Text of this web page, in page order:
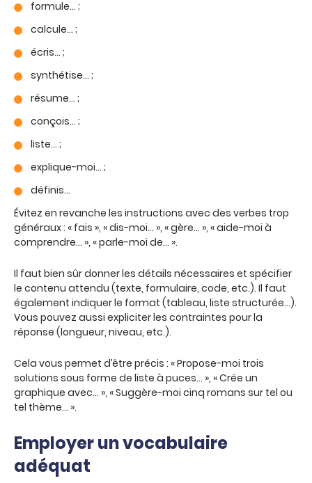
formule… ;
calcule… ;
écris… ;
synthétise… ;
résume… ;
conçois… ;
liste… ;
explique-moi… ;
définis…
Évitez en revanche les instructions avec des verbes trop
généraux : « fais », « dis-moi… », « gère… », « aide-moi à
comprendre… », « parle-moi de… ».
Il faut bien sûr donner les détails nécessaires et spécifier
le contenu attendu (texte, formulaire, code, etc.). Il faut
également indiquer le format (tableau, liste structurée…).
Vous pouvez aussi expliciter les contraintes pour la
réponse (longueur, niveau, etc.).
Cela vous permet d’être précis : « Propose-moi trois
solutions sous forme de liste à puces… », « Crée un
graphique avec… », « Suggère-moi cinq romans sur tel ou
tel thème… ».
Employer un vocabulaire
adéquat